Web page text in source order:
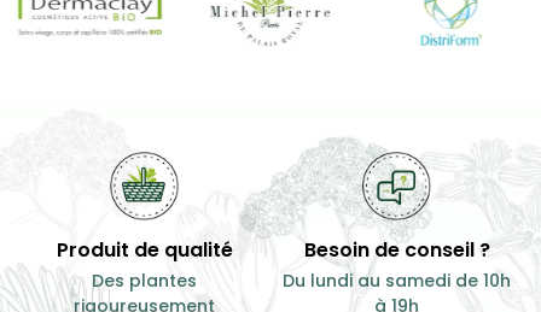
Produit de qualité
Des plantes
rigoureusement
Besoin de conseil ?
Du lundi au samedi de 10h
à 19h